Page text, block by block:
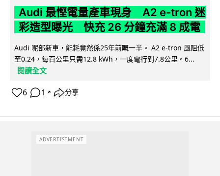
Audi 最慳電量產車現身 A2 e-tron 迷
彩造型曝光 快充 26 分鐘充滿 8 成電
Audi 呢部新車，能耗竟然係25年前嘅一半。 A2 e-tron 風阻低
至0.24，每百公里只需12.8 kWh，一度電行到7.8公里。6...
閱讀全文
6 1 ↗ 分享
ADVERTISEMENT